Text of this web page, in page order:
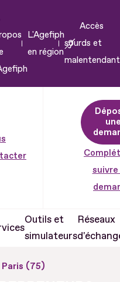
L'Agefiph
en région
Accès
sourds et
suivre
Outils et
simulateurs
Réseaux
Paris (75)